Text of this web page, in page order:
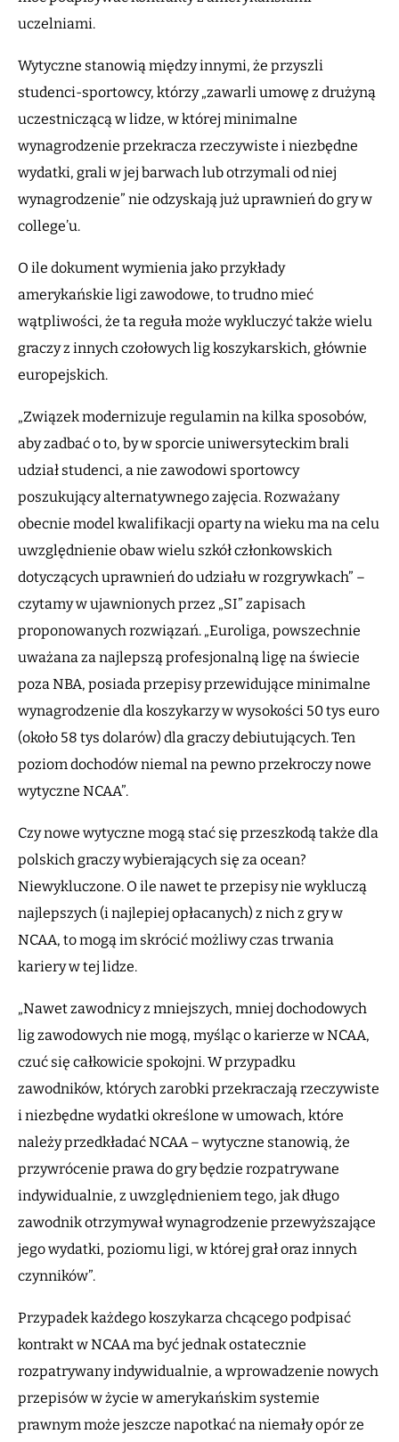
uczelniami.
Wytyczne stanowią między innymi, że przyszli
studenci-sportowcy, którzy „zawarli umowę z drużyną
uczestniczącą w lidze, w której minimalne
wynagrodzenie przekracza rzeczywiste i niezbędne
wydatki, grali w jej barwach lub otrzymali od niej
wynagrodzenie” nie odzyskają już uprawnień do gry w
college’u.
O ile dokument wymienia jako przykłady
amerykańskie ligi zawodowe, to trudno mieć
wątpliwości, że ta reguła może wykluczyć także wielu
graczy z innych czołowych lig koszykarskich, głównie
europejskich.
„Związek modernizuje regulamin na kilka sposobów,
aby zadbać o to, by w sporcie uniwersyteckim brali
udział studenci, a nie zawodowi sportowcy
poszukujący alternatywnego zajęcia. Rozważany
obecnie model kwalifikacji oparty na wieku ma na celu
uwzględnienie obaw wielu szkół członkowskich
dotyczących uprawnień do udziału w rozgrywkach” –
czytamy w ujawnionych przez „SI” zapisach
proponowanych rozwiązań. „Euroliga, powszechnie
uważana za najlepszą profesjonalną ligę na świecie
poza NBA, posiada przepisy przewidujące minimalne
wynagrodzenie dla koszykarzy w wysokości 50 tys euro
(około 58 tys dolarów) dla graczy debiutujących. Ten
poziom dochodów niemal na pewno przekroczy nowe
wytyczne NCAA”.
Czy nowe wytyczne mogą stać się przeszkodą także dla
polskich graczy wybierających się za ocean?
Niewykluczone. O ile nawet te przepisy nie wykluczą
najlepszych (i najlepiej opłacanych) z nich z gry w
NCAA, to mogą im skrócić możliwy czas trwania
kariery w tej lidze.
„Nawet zawodnicy z mniejszych, mniej dochodowych
lig zawodowych nie mogą, myśląc o karierze w NCAA,
czuć się całkowicie spokojni. W przypadku
zawodników, których zarobki przekraczają rzeczywiste
i niezbędne wydatki określone w umowach, które
należy przedkładać NCAA – wytyczne stanowią, że
przywrócenie prawa do gry będzie rozpatrywane
indywidualnie, z uwzględnieniem tego, jak długo
zawodnik otrzymywał wynagrodzenie przewyższające
jego wydatki, poziomu ligi, w której grał oraz innych
czynników”.
Przypadek każdego koszykarza chcącego podpisać
kontrakt w NCAA ma być jednak ostatecznie
rozpatrywany indywidualnie, a wprowadzenie nowych
przepisów w życie w amerykańskim systemie
prawnym może jeszcze napotkać na niemały opór ze